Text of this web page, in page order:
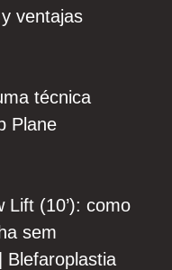
ventajas
técnica
Plane
Lift (10’): como
sem
Blefaroplastia